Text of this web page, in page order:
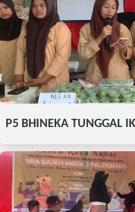
P5 BHINEKA TUNGGAL